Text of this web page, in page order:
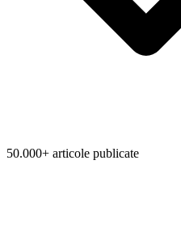
50.000+ articole publicate